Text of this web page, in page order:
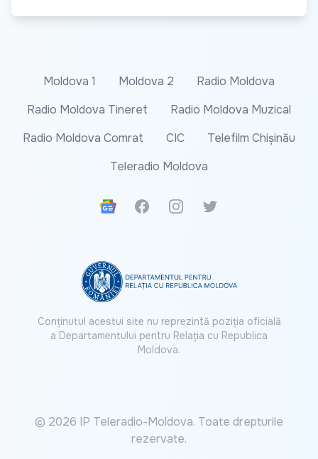
Moldova 1 Moldova 2
Radio Moldova
Radio Moldova Tineret
Radio Moldova Muzical
Radio Moldova Comrat
CIC
Telefilm Chișinău
Teleradio Moldova
Google News
FacebookInstagramTwitter
Conținutul acestui site nu reprezintă poziția oficială
a Departamentului pentru Relația cu Republica
Moldova.
© 2026 IP Teleradio-Moldova. Toate drepturile
rezervate.